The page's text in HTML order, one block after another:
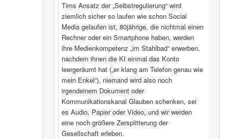
Tims Ansatz der „Selbstregulierung“ wird
ziemlich sicher so laufen wie schon Social
Media gelaufen ist, 80jährige, die nichtmal einen
Rechner oder ein Smartphone haben, werden
ihre Medienkompetenz „im Stahlbad“ erwerben,
nachdem ihnen die KI einmal das Konto
leergeräumt hat („er klang am Telefon genau wie
mein Enkel“), niemand wird also noch
irgendeinem Dokument oder
Kommunikationskanal Glauben schenken, sei
es Audio, Papier oder Video, und wir werden
eine noch größere Zersplitterung der
Gesellschaft erleben.